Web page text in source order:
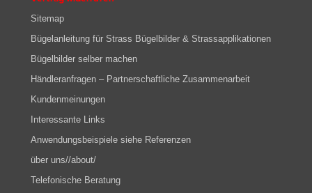
Sitemap
Bügelanleitung für Strass Bügelbilder & Strassapplikationen
Bügelbilder selber machen
Händleranfragen – Partnerschaftliche Zusammenarbeit
Kundenmeinungen
Interessante Links
Anwendungsbeispiele siehe Referenzen
über uns//about/
Telefonische Beratung